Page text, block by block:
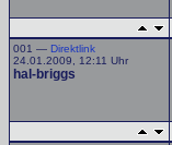
001 — Direktlink
24.01.2009, 12:11 Uhr
hal-briggs